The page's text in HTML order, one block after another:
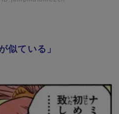
似ている」